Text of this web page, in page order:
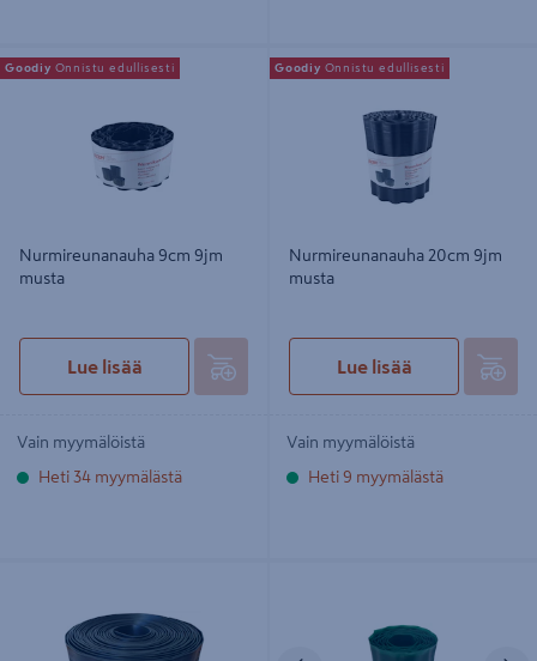
Nurmireunanauha 9cm 9jm musta
Nurmireunanauha 9cm 9jm
musta
Lue lisää
Goodiy Onnistu edullisesti
Vain myymälöistä
Heti 34 myymälästä
Nurmireunanauha 20cm 9jm musta
Nurmireunanauha 20cm 9jm
musta
Lue lisää
Goodiy Onnistu edullisesti
Vain myymälöistä
Heti 9 myymälästä
Edellinen